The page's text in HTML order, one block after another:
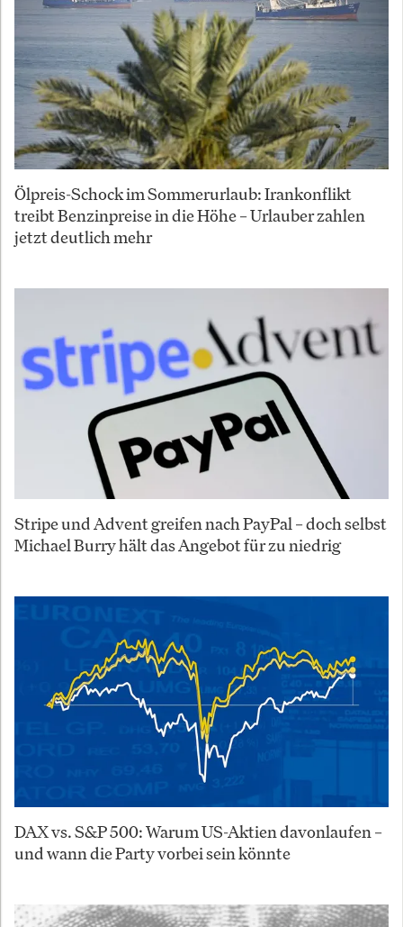
Ölpreis-Schock im Sommerurlaub: Irankonflikt
treibt Benzinpreise in die Höhe – Urlauber zahlen
jetzt deutlich mehr
Stripe und Advent greifen nach PayPal – doch selbst
Michael Burry hält das Angebot für zu niedrig
DAX vs. S&P 500: Warum US-Aktien davonlaufen –
und wann die Party vorbei sein könnte